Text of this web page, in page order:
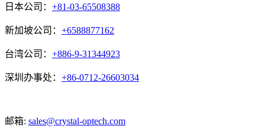
日本公司： +81-03-65508388
新加坡公司： +6588877162
台湾公司： +886-9-31344923
深圳办事处： +86-0712-26603034
邮箱: sales@crystal-optech.com